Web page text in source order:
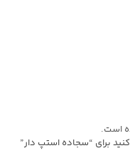
است.
برای “سجاده استپ دار”